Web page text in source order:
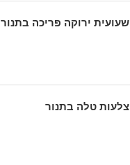
שעועית ירוקה פריכה בתנור
צלעות טלה בתנור